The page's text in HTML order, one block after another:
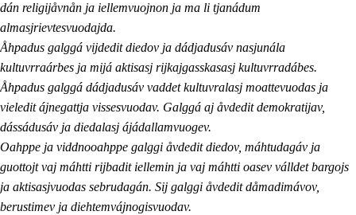
dán religijåvnån ja iellemvuojnon ja ma li tjanádum
almasjrievtesvuodajda.
Åhpadus galggá vijdedit diedov ja dádjadusáv nasjunála
kultuvrraárbes ja mijá aktisasj rijkajgasskasasj kultuvrradábes.
Åhpadus galggá dádjadusáv vaddet kultuvralasj moattevuodas ja
vieledit ájnegattja vissesvuodav. Galggá aj åvdedit demokratijav,
dássádusáv ja diedalasj ájádallamvuogev.
Oahppe ja viddnooahppe galggi åvdedit diedov, máhtudagáv ja
guottojt vaj máhtti rijbadit iellemin ja vaj máhtti oasev válldet bargojs
ja aktisasjvuodas sebrudagán. Sij galggi åvdedit dåmadimávov,
berustimev ja diehtemvájnogisvuodav.